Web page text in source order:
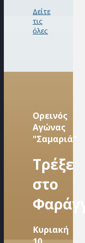
Δείτε
τις
όλες
Ορεινός
Αγώνας
"Σαμαριά"
Τρέξε
στο
Φαράγγι
Κυριακή